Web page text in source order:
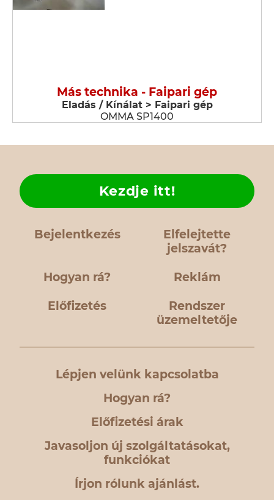
Más technika - Faipari gép
Eladás / Kínálat > Faipari gép
OMMA SP1400
Bejelentkezés
Elfelejtette
jelszavát?
Hogyan rá?
Kezdje itt!
Reklám
Előfizetés
Rendszer
üzemeltetője
Lépjen velünk kapcsolatba
Hogyan rá?
Előfizetési árak
Javasoljon új szolgáltatásokat,
funkciókat
Írjon rólunk ajánlást.